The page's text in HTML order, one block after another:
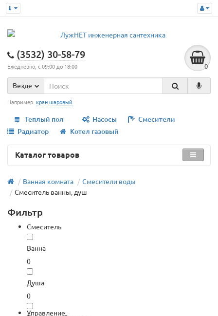
(3532) 30-58-79
Ежедневно, с 09:00 до 18:00 0
Везде
Например: кран шаровый
Теплый пол Насосы
Смесители
Радиатор
Котел газовый
Каталог товаров
Ванная комната
Смесители воды
Смеситель ванны, душ
Фильтр
Смеситель
Ванна
0
Душа
0
Управление